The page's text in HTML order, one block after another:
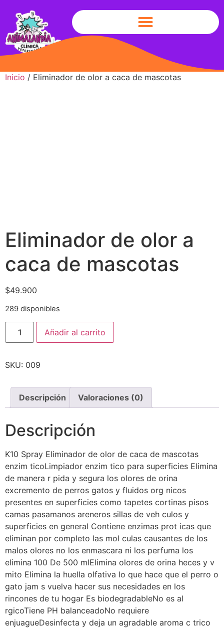
Inicio / Eliminador de olor a caca de mascotas
Eliminador de olor a
caca de mascotas
$49.900
289 disponibles
Añadir al carrito
SKU: 009
Descripción Valoraciones (0)
Descripción
K10 Spray Eliminador de olor de caca de mascotas
enzim ticoLimpiador enzim tico para superficies Elimina
de manera r pida y segura los olores de orina
excremento de perros gatos y fluidos org nicos
presentes en superficies como tapetes cortinas pisos
camas pasamanos areneros sillas de veh culos y
superficies en general Contiene enzimas prot icas que
eliminan por completo las mol culas causantes de los
malos olores no los enmascara ni los perfuma los
elimina 100 De 500 mlElimina olores de orina heces y v
mito Elimina la huella olfativa lo que hace que el perro o
gato jam s vuelva hacer sus necesidades en los
rincones de tu hogar Es biodegradableNo es al
rgicoTiene PH balanceadoNo requiere
enjuagueDesinfecta y deja un agradable aroma c trico